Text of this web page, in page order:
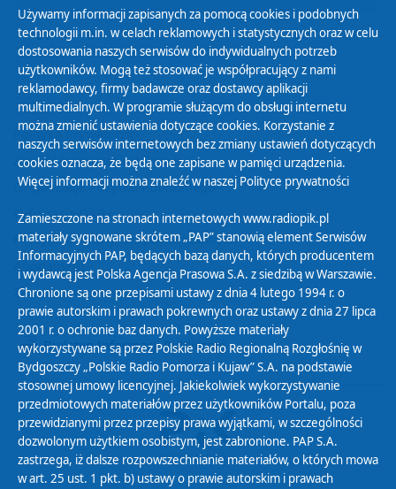
31 01 02 03 04 05 06
Polityka Prywatności
Zasady korzystania z Serwisu
Organizacje Pożytku Publicznego
Cyfryzacja DAB+
Polityka ochrony danych osobowych
Abonament
Zamówienia publiczne
Biuletyn Informacji Publicznej
Używamy informacji zapisanych za pomocą cookies i podobnych
technologii m.in. w celach reklamowych i statystycznych oraz w celu
dostosowania naszych serwisów do indywidualnych potrzeb
użytkowników. Mogą też stosować je współpracujący z nami
reklamodawcy, firmy badawcze oraz dostawcy aplikacji
multimedialnych. W programie służącym do obsługi internetu
można zmienić ustawienia dotyczące cookies. Korzystanie z
naszych serwisów internetowych bez zmiany ustawień dotyczących
cookies oznacza, że będą one zapisane w pamięci urządzenia.
Więcej informacji można znaleźć w naszej Polityce prywatności
Zamieszczone na stronach internetowych www.radiopik.pl
materiały sygnowane skrótem „PAP” stanowią element Serwisów
Informacyjnych PAP, będących bazą danych, których producentem
i wydawcą jest Polska Agencja Prasowa S.A. z siedzibą w Warszawie.
Chronione są one przepisami ustawy z dnia 4 lutego 1994 r. o
prawie autorskim i prawach pokrewnych oraz ustawy z dnia 27 lipca
2001 r. o ochronie baz danych. Powyższe materiały
wykorzystywane są przez Polskie Radio Regionalną Rozgłośnię w
Bydgoszczy „Polskie Radio Pomorza i Kujaw” S.A. na podstawie
stosownej umowy licencyjnej. Jakiekolwiek wykorzystywanie
przedmiotowych materiałów przez użytkowników Portalu, poza
przewidzianymi przez przepisy prawa wyjątkami, w szczególności
dozwolonym użytkiem osobistym, jest zabronione. PAP S.A.
zastrzega, iż dalsze rozpowszechnianie materiałów, o których mowa
w art. 25 ust. 1 pkt. b) ustawy o prawie autorskim i prawach